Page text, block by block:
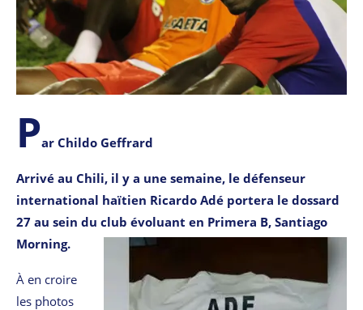
Par Childo Geffrard
Arrivé au Chili, il y a une semaine, le défenseur
international haïtien Ricardo Adé portera le dossard
27 au sein du club évoluant en Primera B, Santiago
Morning.
À en croire
les photos